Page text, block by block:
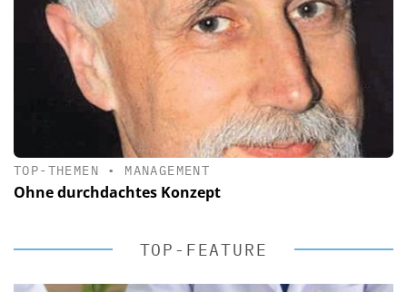
TOP-THEMEN • MANAGEMENT
Ohne durchdachtes Konzept
TOP-FEATURE